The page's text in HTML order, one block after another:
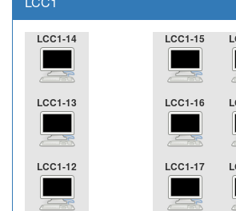
LCC1-14 LCC1-15
LCC1-13 LCC1-16
LCC1-12 LCC1-17